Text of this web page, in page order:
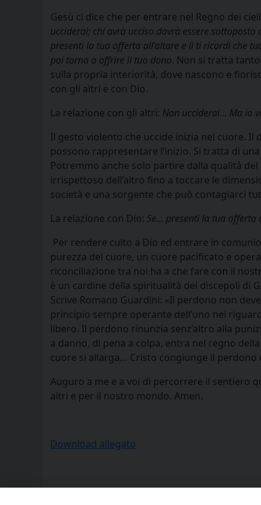
Gesù ci dice che per entrare nel Regno dei
ucciderai; chi avrà ucciso dovrà essere
presenti la tua offerta all’altare e lì ti ricordi che
poi torna a offrire il tuo dono. Non si tratta
sulla propria interiorità, dove nascono e
con gli altri e con Dio.
La relazione con gli altri: Non ucciderai… Ma io
Il gesto violento che uccide inizia nel cuore. Il
possono rappresentare l’inizio. Si tratta di
Potremmo anche solo partire dalla qualità
irrispettoso dell’altro fino a toccare le
società e una sorgente che può contagiarci
La relazione con Dio: Se… presenti la tua offerta
Per rendere culto a Dio ed entrare in
purezza del cuore, un cuore pacificato e
riconciliazione tra noi ha a che fare con il
è un cardine della spiritualità dei discepoli di
Scrive Romano Guardini: «Il perdono non
principio sempre operante dell’uno nei
libero. Il perdono rinunzia senz’altro alla
a danno, di pena a colpa, entra nel regno
cuore si allarga… Cristo congiunge il perdono
Auguro a me e a voi di percorrere il sentiero
altri e per il nostro mondo. Amen.
Download allegato